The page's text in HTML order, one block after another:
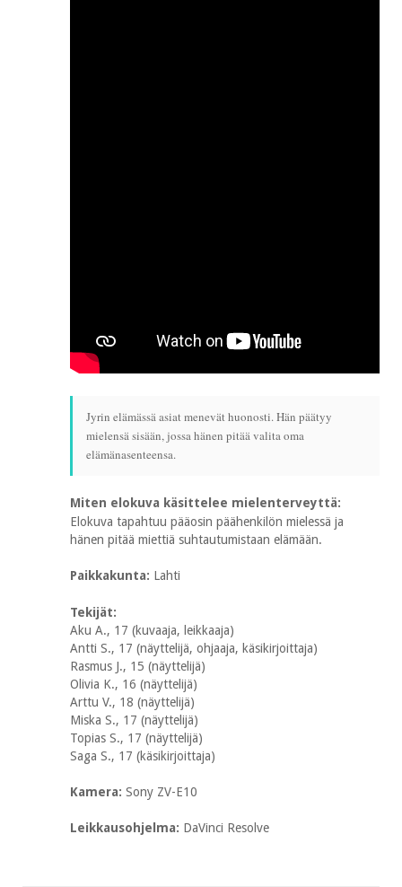
Jyrin elämässä asiat menevät huonosti. Hän päätyy
mielensä sisään, jossa hänen pitää valita oma
elämänasenteensa.
Miten elokuva käsittelee mielenterveyttä:
Elokuva tapahtuu pääosin päähenkilön mielessä ja
hänen pitää miettiä suhtautumistaan elämään.
Paikkakunta: Lahti
Tekijät:
Aku A., 17 (kuvaaja, leikkaaja)
Antti S., 17 (näyttelijä, ohjaaja, käsikirjoittaja)
Rasmus J., 15 (näyttelijä)
Olivia K., 16 (näyttelijä)
Arttu V., 18 (näyttelijä)
Miska S., 17 (näyttelijä)
Topias S., 17 (näyttelijä)
Saga S., 17 (käsikirjoittaja)
Kamera: Sony ZV-E10
Leikkausohjelma: DaVinci Resolve